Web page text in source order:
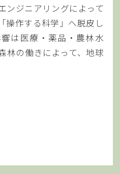
ンジニアリングによって
操作する科学」へ脱皮し
は医療・薬品・農林水
林の働きによって、地球